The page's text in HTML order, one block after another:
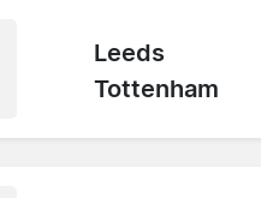
Leeds
Tottenham